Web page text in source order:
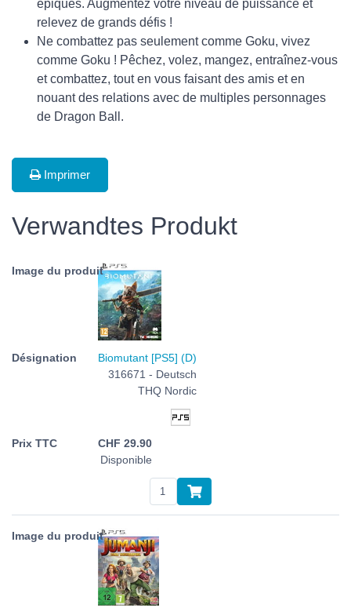
épiques. Augmentez votre niveau de puissance et
relevez de grands défis !
Ne combattez pas seulement comme Goku, vivez
comme Goku ! Pêchez, volez, mangez, entraînez-vous
et combattez, tout en vous faisant des amis et en
nouant des relations avec de multiples personnages
de Dragon Ball.
Imprimer
Verwandtes Produkt
Biomutant [PS5] (D)
316671 - Deutsch
THQ Nordic
CHF 29.90
Disponible